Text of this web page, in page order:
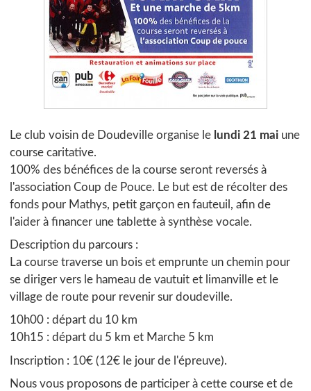
Le club voisin de Doudeville organise le lundi 21 mai une
course caritative.
100% des bénéfices de la course seront reversés à
l'association Coup de Pouce. Le but est de récolter des
fonds pour Mathys, petit garçon en fauteuil, afin de
l'aider à financer une tablette à synthèse vocale.
Description du parcours :
La course traverse un bois et emprunte un chemin pour
se diriger vers le hameau de vautuit et limanville et le
village de route pour revenir sur doudeville.
10h00 : départ du 10 km
10h15 : départ du 5 km et Marche 5 km
Inscription : 10€ (12€ le jour de l'épreuve).
Nous vous proposons de participer à cette course et de